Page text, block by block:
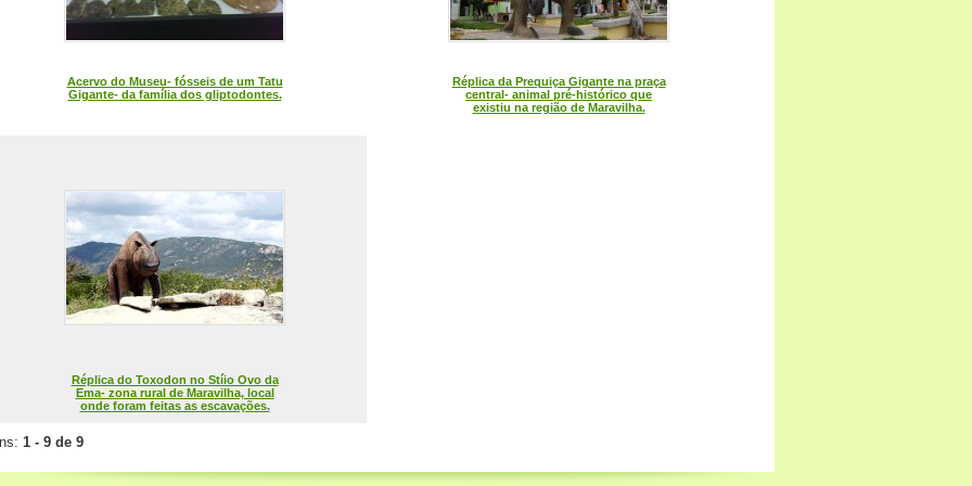
Acervo do Museu- fósseis de um Tatu
Gigante- da família dos gliptodontes.
Réplica da Prequiça Gigante na praça
central- animal pré-histórico que
existiu na região de Maravilha.
Réplica do Toxodon no Stíio Ovo da
Ema- zona rural de Maravilha, local
onde foram feitas as escavações.
1 - 9 de 9